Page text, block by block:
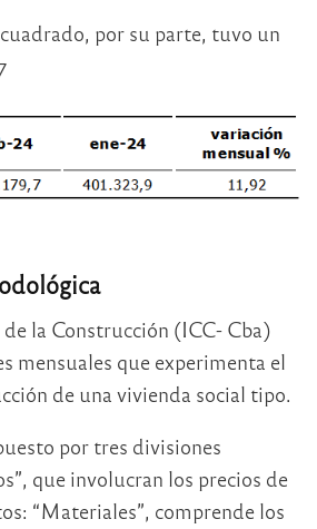
por su parte, tuvo un
la Construcción (ICC- Cba)
mensuales que experimenta el
de una vivienda social tipo.
por tres divisiones
que involucran los precios de
“Materiales”, comprende los